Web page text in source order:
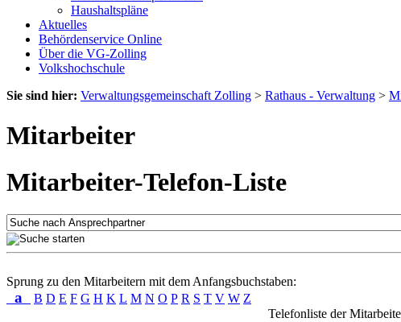
Haushaltspläne
Aktuelles
Behördenservice Online
Über die VG-Zolling
Volkshochschule
Sie sind hier: Verwaltungsgemeinschaft Zolling > Rathaus - Verwaltung >
Mitarbeiter
Mitarbeiter-Telefon-Liste
Sprung zu den Mitarbeitern mit dem Anfangsbuchstaben:
a B D E F G H K L M N O P R S T V W Z
Telefonliste der